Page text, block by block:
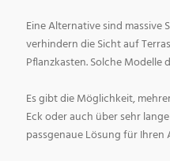
Eine Alternative sind massive
verhindern die Sicht auf
Pflanzkasten. Solche
Es gibt die Möglichkeit,
Eck oder auch über sehr
passgenaue Lösung für